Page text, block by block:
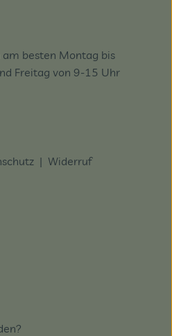
besten Montag bis
Freitag von 9-15 Uhr
| Widerruf
derBiobote/
www.instagram.com/